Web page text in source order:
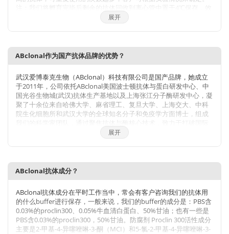
价高的抗体可至少保存1周，至少重复利用3次。
展开
ABclonal作为国产抗体品牌的优势？
武汉爱博泰克生物（ABclonal）科技有限公司是国产品牌，她成立
于2011年，公司依托ABclonal美国波士顿抗体与蛋白研发中心、中
国光谷生物城(武汉)抗体生产基地以及上海张江分子酶研发中心，凝
聚了十余位来自哈佛大学、麻省理工、复旦大学、上海交大、中科
院生化细胞所和武汉大学的全球知名分子和免疫学方面博士，组成
技术的垄断，将公司打造成为科研工具和诊断原料的国内领导品
牌，乃至弯道超越国际巨头。 我们拥有包括兔多克隆抗体、小鼠单
了严格的检测。当然，我们部分直销地区也可以帮客户代购进口品
牌的产品。同时也有抗体定制服务。ABclonal抗体优势：1，严自
检，保质量；2产品多，指标全；3，价格低，货期短。注：
ABclonal抗体价格体系详情见附件
展开
ABclonal抗体成分？
ABclonal抗体成分在平时工作当中，常会有客户咨询我们的抗体用
的什么buffer进行保存，一般来说，我们的buffer的成分是：PBS含
0.03%的proclin300、0.05%牛血清白蛋白、50%甘油；也有一些是
PBS含0.03%的proclin300，50%甘油。防腐剂 Proclin 300活性成分
主要是2-甲基-4-异噻唑啉-3-酮（MCI）和5-氯-2-甲基-4-异噻唑啉-3-